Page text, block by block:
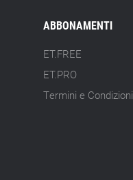
ABBONAMENTI
ET.FREE
ET.PRO
Termini e Condizioni